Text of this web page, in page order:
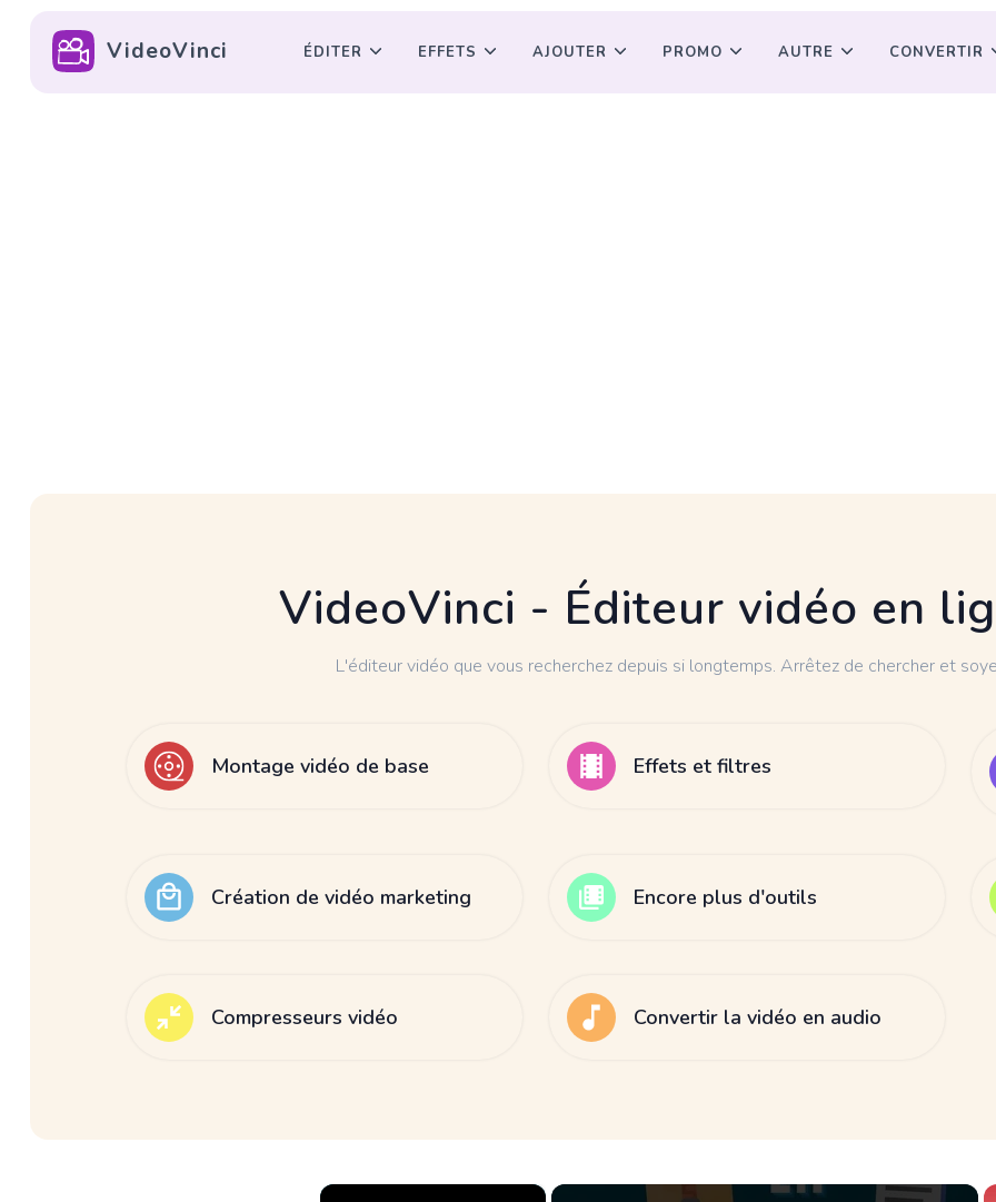
VideoVinci ÉDITER EFFETS AJOUTER PROMO AUTRE CONVERTIR
VideoVinci - Éditeur vidéo en
L'éditeur vidéo que vous recherchez depuis si longtemps. Arrêtez de chercher et
Montage vidéo de base Effets et filtres
Création de vidéo marketing Encore plus d'outils
Compresseurs vidéo Convertir la vidéo en audio
×